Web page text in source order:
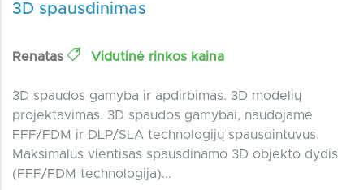
3D spausdinimas
Renatas Vidutinė rinkos kaina
3D spaudos gamyba ir apdirbimas. 3D modelių
projektavimas. 3D spaudos gamybai, naudojame
FFF/FDM ir DLP/SLA technologijų spausdintuvus.
Maksimalus vientisas spausdinamo 3D objekto dydis
(FFF/FDM technologija)...